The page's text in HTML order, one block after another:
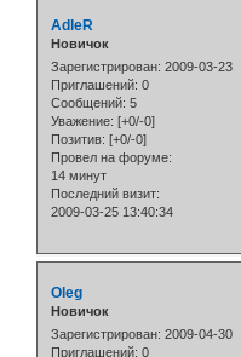
AdleR
Новичок
Зарегистрирован: 2009-03-23
Приглашений: 0
Сообщений: 5
Уважение: [+0/-0]
Позитив: [+0/-0]
Провел на форуме:
14 минут
Последний визит:
2009-03-25 13:40:34
Oleg
Новичок
Зарегистрирован: 2009-04-30
Приглашений: 0